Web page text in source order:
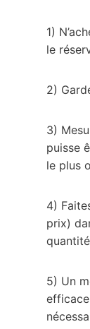
1)
le
2)
3)
puisse
le plus
4)
prix)
5) Un